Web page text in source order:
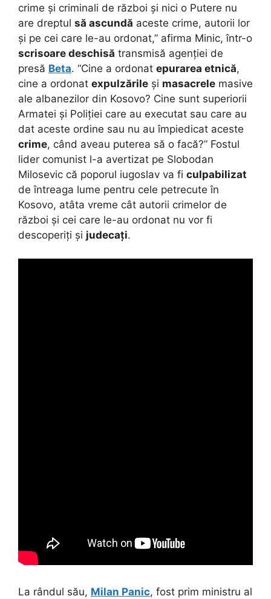
crime și criminali de război și nici o Putere nu
are dreptul să ascundă aceste crime, autorii lor
și pe cei care le-au ordonat,” afirma Minic, într-o
scrisoare deschisă transmisă agenției de
presă Beta. “Cine a ordonat epurarea etnică,
cine a ordonat expulzările și masacrele masive
ale albanezilor din Kosovo? Cine sunt superiorii
Armatei și Poliției care au executat sau care au
dat aceste ordine sau nu au împiedicat aceste
crime, când aveau puterea să o facă?” Fostul
lider comunist l-a avertizat pe Slobodan
Milosevic că poporul iugoslav va fi culpabilizat
de întreaga lume pentru cele petrecute în
Kosovo, atâta vreme cât autorii crimelor de
război și cei care le-au ordonat nu vor fi
descoperiți și judecați.
La rândul său, Milan Panic, fost prim ministru al